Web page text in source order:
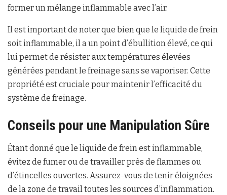
former un mélange inflammable avec l’air.
Il est important de noter que bien que le liquide de frein
soit inflammable, il a un point d’ébullition élevé, ce qui
lui permet de résister aux températures élevées
générées pendant le freinage sans se vaporiser. Cette
propriété est cruciale pour maintenir l’efficacité du
système de freinage.
Conseils pour une Manipulation Sûre
Étant donné que le liquide de frein est inflammable,
évitez de fumer ou de travailler près de flammes ou
d’étincelles ouvertes. Assurez-vous de tenir éloignées
de la zone de travail toutes les sources d’inflammation.